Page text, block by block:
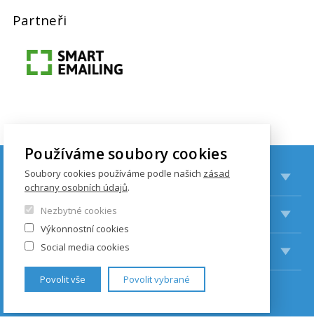
Partneři
STUDIUM
VĚDA A VÝZKUM
AKTIVITY
Používáme soubory cookies
Soubory cookies používáme podle našich zásad
ochrany osobních údajů.
Nezbytné cookies
Výkonnostní cookies
Social media cookies
Povolit vše Povolit vybrané